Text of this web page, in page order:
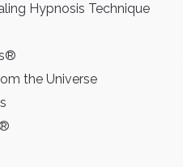
Hypnosis Technique
the Universe